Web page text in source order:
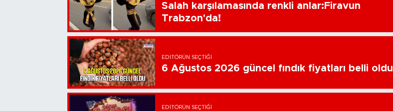
Salah karşılamasında renkli anlar:Firavun
Trabzon'da!
EDITÖRÜN SEÇTIĞI
6 Ağustos 2026 güncel fındık fiyatları belli oldu
EDITÖRÜN SEÇTIĞI